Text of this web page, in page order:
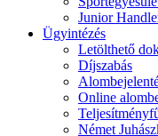
Junior
Ügyintézés
Letölthető
Díjszabás
Online
Német